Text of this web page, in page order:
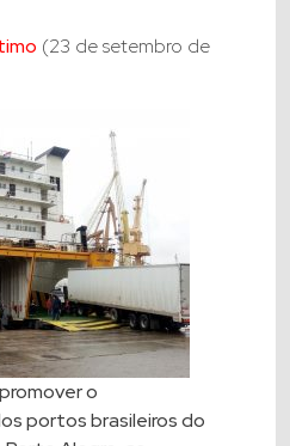
(23 de setembro de
o
portos brasileiros do